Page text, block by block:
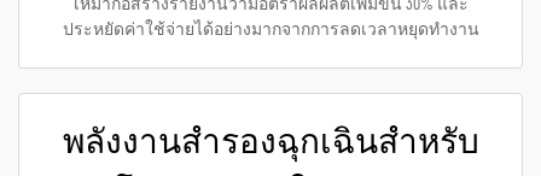
เหมาก่อสร้างรายงานว่ามีอัตราผลผลิตเพิ่มขึ้น 30% และ
ประหยัดค่าใช้จ่ายได้อย่างมากจากการลดเวลาหยุดทำงาน
พลังงานสำรองฉุกเฉินสำหรับ